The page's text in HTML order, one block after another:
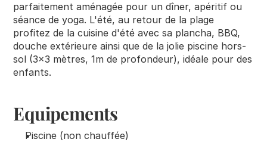
parfaitement aménagée pour un dîner, apéritif ou
séance de yoga. L'été, au retour de la plage
profitez de la cuisine d'été avec sa plancha, BBQ,
douche extérieure ainsi que de la jolie piscine hors-
sol (3x3 mètres, 1m de profondeur), idéale pour des
enfants.
Equipements
Piscine (non chauffée)